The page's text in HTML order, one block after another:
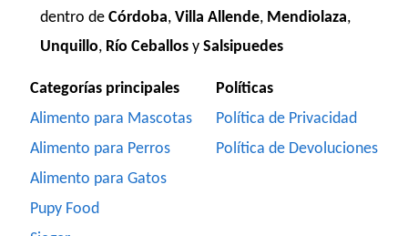
dentro de Córdoba, Villa Allende, Mendiolaza,
Unquillo, Río Ceballos y Salsipuedes
Categorías principales
Alimento para Mascotas
Alimento para Perros
Alimento para Gatos
Pupy Food
Políticas
Política de Privacidad
Política de Devoluciones